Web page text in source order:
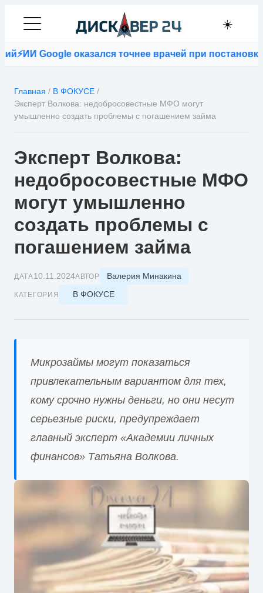
☀️
оказался точнее врачей при постановке
Главная / В ФОКУСЕ /
Эксперт Волкова: недобросовестные МФО могут
умышленно создать проблемы с погашением займа
Эксперт Волкова:
недобросовестные МФО
могут умышленно
создать проблемы с
погашением займа
ДАТА10.11.2024АВТОР Валерия Минакина
КАТЕГОРИЯ В ФОКУСЕ
Микрозаймы могут показаться
привлекательным вариантом для тех,
кому срочно нужны деньги, но они несут
серьезные риски, предупреждает
главный эксперт «Академии личных
финансов» Татьяна Волкова.